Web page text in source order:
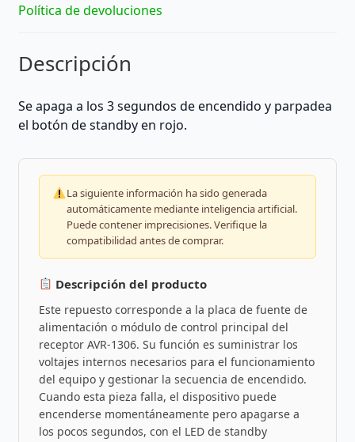
Política de devoluciones
Descripción
Se apaga a los 3 segundos de encendido y parpadea
el botón de standby en rojo.
La siguiente información ha sido generada
automáticamente mediante inteligencia artificial.
Puede contener imprecisiones. Verifique la
compatibilidad antes de comprar.
Descripción del producto
Este repuesto corresponde a la placa de fuente de
alimentación o módulo de control principal del
receptor AVR-1306. Su función es suministrar los
voltajes internos necesarios para el funcionamiento
del equipo y gestionar la secuencia de encendido.
Cuando esta pieza falla, el dispositivo puede
encenderse momentáneamente pero apagarse a
los pocos segundos, con el LED de standby